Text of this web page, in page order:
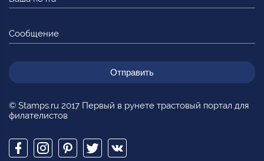
© Stamps.ru 2017 Первый в рунете трастовый портал для
филателистов
Сообщение